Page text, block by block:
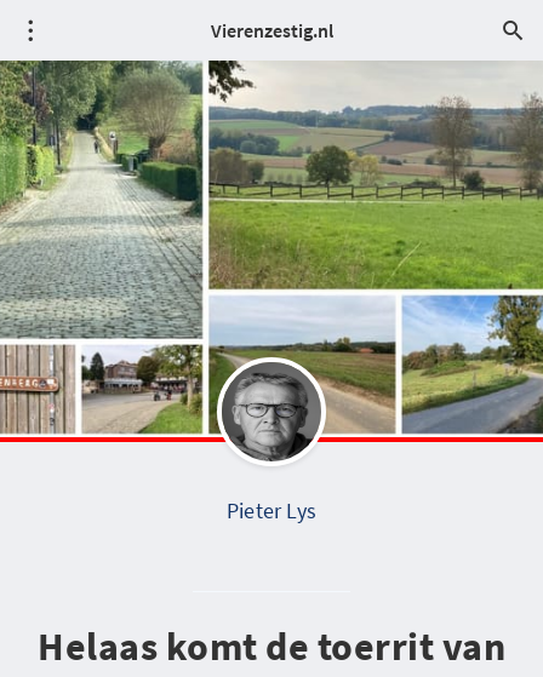
Vierenzestig.nl
Pieter Lys
Helaas komt de toerrit van